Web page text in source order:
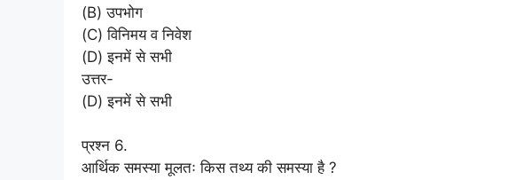
(B) उपभोग
(C) विनिमय व निवेश
(D) इनमें से सभी
उत्तर-
(D) इनमें से सभी
प्रश्न 6.
आर्थिक समस्या मूलतः किस तथ्य की समस्या है ?